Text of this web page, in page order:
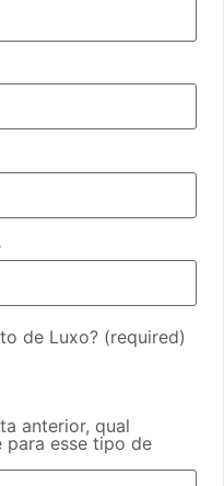
de Luxo? (required)
anterior, qual
para esse tipo de